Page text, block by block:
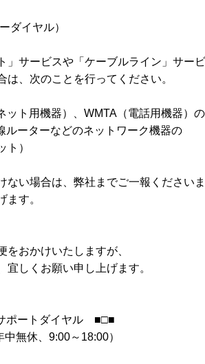
ダイヤル）
」サービスや「ケーブルライン」サー
は、次のことを行ってください。
ト用機器）、WMTA（電話用機器）
ーターなどのネットワーク機器の
）
ない場合は、弊社までご一報くださいま
ます。
をおかけいたしますが、
宜しくお願い申し上げます。
ポートダイヤル ■□■
無休、9:00～18:00）